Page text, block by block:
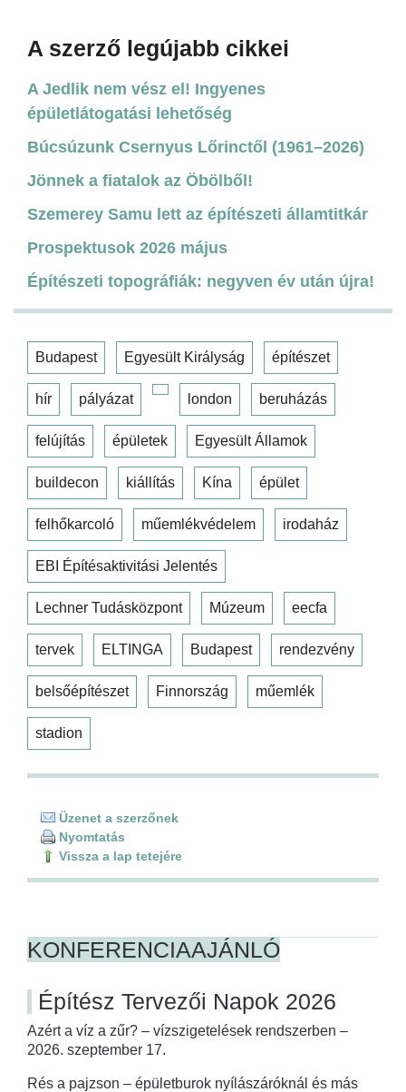
A szerző legújabb cikkei
A Jedlik nem vész el! Ingyenes
épületlátogatási lehetőség
Búcsúzunk Csernyus Lőrinctől (1961–2026)
Jönnek a fiatalok az Öbölből!
Szemerey Samu lett az építészeti államtitkár
Prospektusok 2026 május
Építészeti topográfiák: negyven év után újra!
Budapest Egyesült Királyság építészet
hír pályázat london beruházás
felújítás épületek Egyesült Államok
buildecon kiállítás Kína épület
felhőkarcoló műemlékvédelem irodaház
EBI Építésaktivitási Jelentés
Lechner Tudásközpont Múzeum eecfa
tervek ELTINGA Budapest rendezvény
belsőépítészet Finnország műemlék
stadion
Üzenet a szerzőnek
Nyomtatás
Vissza a lap tetejére
KONFERENCIAAJÁNLÓ
Építész Tervezői Napok 2026
Azért a víz a zűr? – vízszigetelések rendszerben –
2026. szeptember 17.
Rés a pajzson – épületburok nyílászáróknál és más